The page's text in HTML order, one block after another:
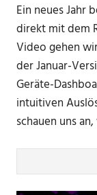
Ein neues Jahr
direkt mit dem
Video gehen
der Januar-
Geräte-
intuitiven
schauen uns